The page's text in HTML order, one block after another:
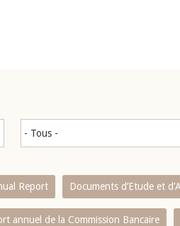
Report Documents d’Etude et
annuel de la Commission Bancaire